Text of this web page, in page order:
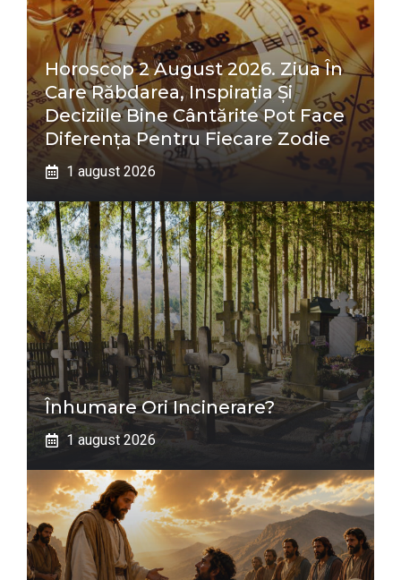
Horoscop 2 August 2026. Ziua În
Care Răbdarea, Inspirația Și
Deciziile Bine Cântărite Pot Face
Diferența Pentru Fiecare Zodie
1 august 2026
Înhumare Ori Incinerare?
1 august 2026